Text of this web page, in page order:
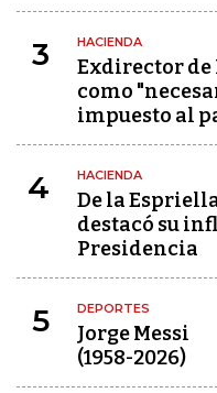
3 HACIENDA
Exdirector
como
impuesto al
4 HACIENDA
De la
destacó su
Presidencia
5 DEPORTES
Jorge Messi
(1958-2026)